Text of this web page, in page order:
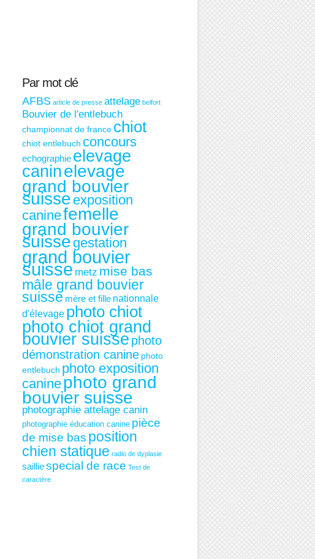
Par mot clé
AFBS article de presse attelage belfort
Bouvier de l'entlebuch
championnat de france chiot
chiot entlebuch concours
echographie elevage
caninelevage
grand bouvier
suisse exposition
caninefemelle
grand bouvier
suisse gestation
grand bouvier
suisse metz mise bas
mâle grand bouvier
suisse mère et fille nationnale
d'élevage photo chiot
photo chiot grand
bouvier suisse photo
démonstration canine photo
entlebuch photo exposition
caninephoto grand
bouvier suisse
photographie attelage canin
photographie éducation canine pièce
de mise bas position
chien statique radio de dyplasie
sailliespecial de race Test de
caractère